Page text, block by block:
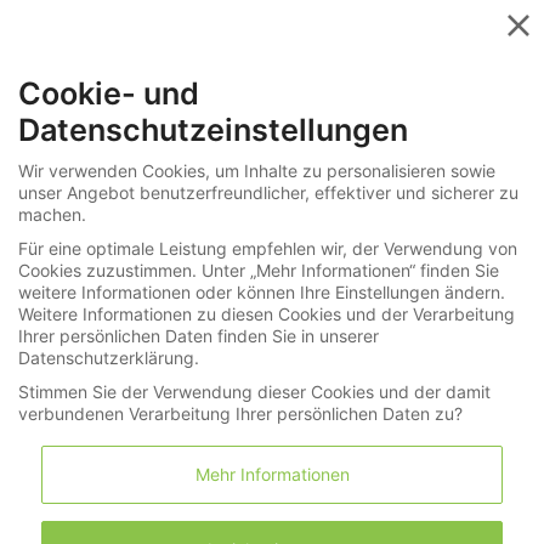
Monatliche Last Minute Auktionen
Armbanduhren
» 264-6112
Armbanduhr: große, seltene Patek Philippe
Herrenuhr Ref. 2488, Genf um 1957
LNDA Los
Merkliste Warenkorb(0)
Informationen
Cookie- und
Datenschutzeinstellungen
Wir verwenden Cookies, um Inhalte zu personalisieren sowie
unser Angebot benutzerfreundlicher, effektiver und sicherer zu
machen.
Für eine optimale Leistung empfehlen wir, der Verwendung von
Cookies zuzustimmen. Unter „Mehr Informationen“ finden Sie
weitere Informationen oder können Ihre Einstellungen ändern.
Weitere Informationen zu diesen Cookies und der Verarbeitung
Ihrer persönlichen Daten finden Sie in unserer
Datenschutzerklärung.
Stimmen Sie der Verwendung dieser Cookies und der damit
verbundenen Verarbeitung Ihrer persönlichen Daten zu?
Mehr Informationen